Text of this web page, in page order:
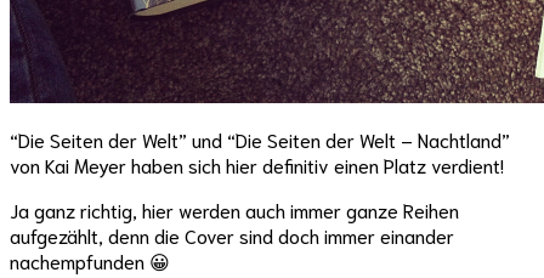
“Die Seiten der Welt” und “Die Seiten der Welt – Nachtland”
von Kai Meyer haben sich hier definitiv einen Platz verdient!
Ja ganz richtig, hier werden auch immer ganze Reihen
aufgezählt, denn die Cover sind doch immer einander
nachempfunden 😀